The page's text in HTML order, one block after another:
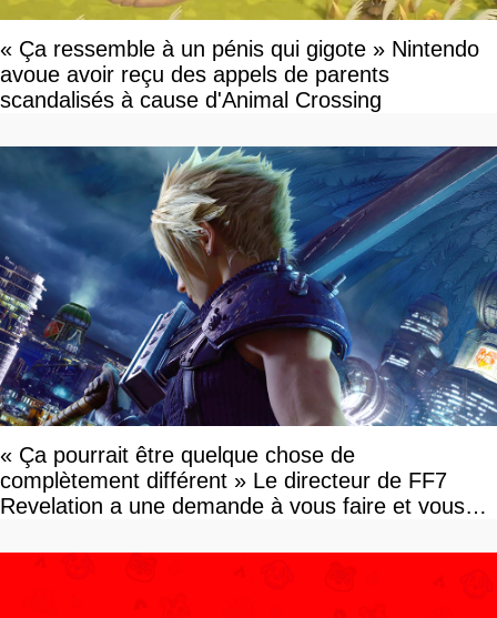
« Ça ressemble à un pénis qui gigote » Nintendo
avoue avoir reçu des appels de parents
scandalisés à cause d'Animal Crossing
« Ça pourrait être quelque chose de
complètement différent » Le directeur de FF7
Revelation a une demande à vous faire et vous